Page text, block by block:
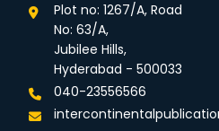
Plot no: 1267/A, Road
No: 63/A,
Jubilee Hills,
Hyderabad - 500033
040-23556566